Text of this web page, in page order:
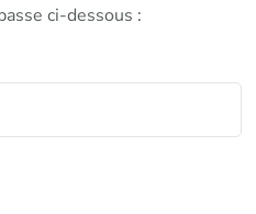
ci-dessous :